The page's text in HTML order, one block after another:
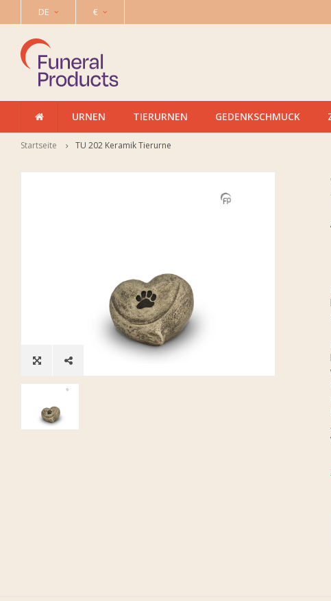
DE €
URNEN TIERURNEN GEDENKSCHMUCK
Startseite TU 202 Keramik Tierurne